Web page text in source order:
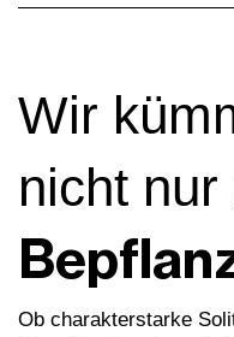
Wir
nicht nur
Ob charakterstarke